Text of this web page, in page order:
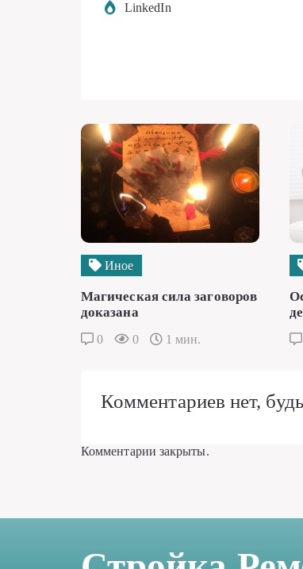
LinkedIn
Иное
Магическая сила заговоров
доказана
0 0 1 мин.
Комментариев нет,
Комментарии закрыты.